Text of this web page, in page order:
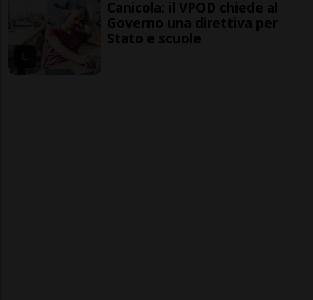
Canicola: il VPOD chiede al
Governo una direttiva per
Stato e scuole